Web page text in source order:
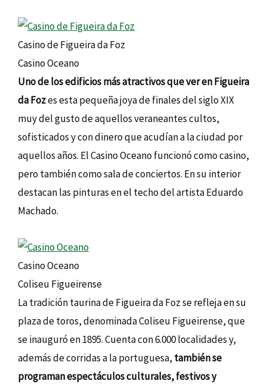
Casino de Figueira da Foz
Casino Oceano
Uno de los edificios más atractivos que ver en Figueira
da Fozes esta pequeña joya de finales del siglo XIX
muy del gusto de aquellos veraneantes cultos,
sofisticados y con dinero que acudían a la ciudad por
aquellos años. El Casino Oceano funcionó como casino,
pero también como sala de conciertos. En su interior
destacan las pinturas en el techo del artista Eduardo
Machado.
Casino Oceano
Coliseu Figueirense
La tradición taurina de Figueira da Foz se refleja en su
plaza de toros, denominada Coliseu Figueirense, que
se inauguró en 1895. Cuenta con 6.000 localidades y,
además de corridas a la portuguesa, también se
programan espectáculos culturales, festivos y